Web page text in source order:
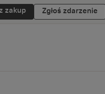
zakup Zgłoś zdarzenie